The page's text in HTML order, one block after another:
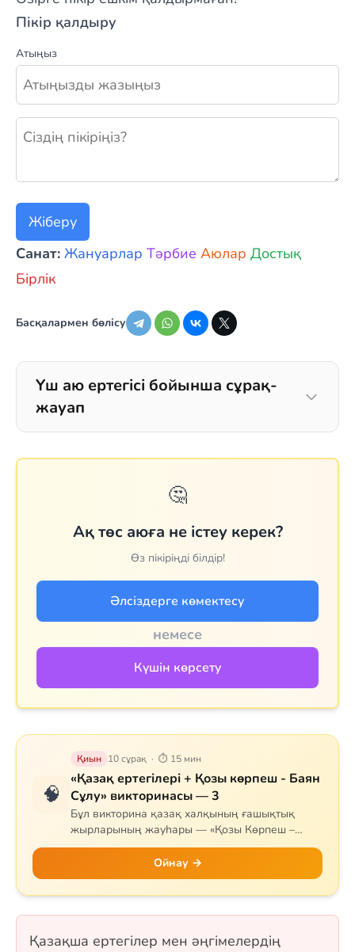
Пікір қалдыру
Атыңыз
Жаңа пікір қалдыру
Жіберу
Санат: Жануарлар Тәрбие Аюлар Достық
Бірлік
Басқалармен бөлісу
Үш аю ертегісі бойынша сұрақ-
жауап
🤔
Ақ төс аюға не істеу керек?
Өз пікіріңді білдір!
Әлсіздерге көмектесу
немесе
Күшін көрсету
🧠
Қиын 10 сұрақ · ⏱ 15 мин
«Қазақ ертегілері + Қозы көрпеш - Баян
Сұлу» викторинасы — 3
Бұл викторина қазақ халқының ғашықтық
жырларының жауһары — «Қозы Көрпеш –
Баян Сұлу» дастанына арналған. Сұрақтар
жырдың тарихын, негізгі кейіпкерлерін (Қозы,
Баян, Қодар, Қарабай, Сарыбай), оқиғаның
дамуын және тарихи мұрасын қамтиды.
таңдауды және рас/жалған форматтарында.
Ойнау →
Қазақша ертегілер мен әңгімелердің